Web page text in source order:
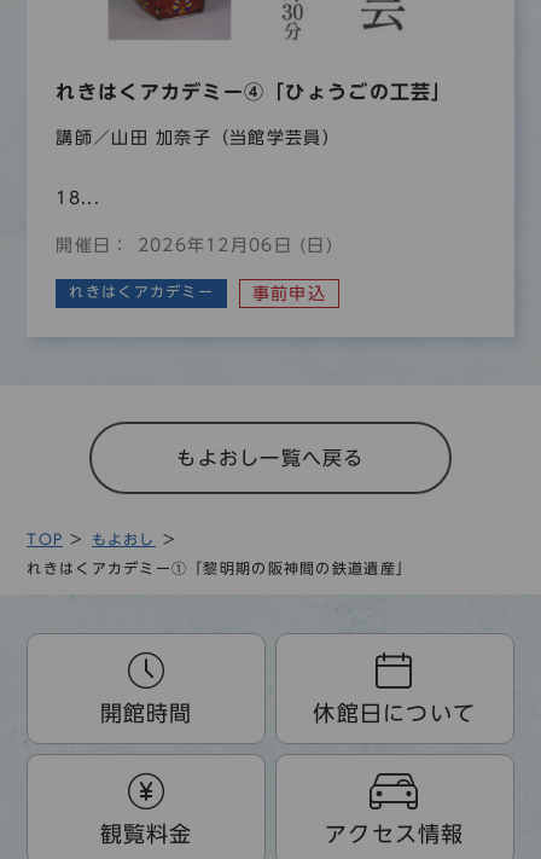
れきはくアカデミー④「ひょうごの工芸」
講師／山田 加奈子（当館学芸員）
18...
開催日： 2026年12月06日 (日)
れきはくアカデミー 事前申込
もよおし一覧へ戻る
TOP
もよおし
れきはくアカデミー①「黎明期の阪神間の鉄道遺産」
開館時間 休館日について
観覧料金 アクセス情報